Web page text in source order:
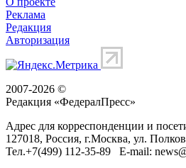
Реклама
Редакция
Авторизация
2007-2026 ©
Редакция «ФедералПресс»
Адрес для корреспонденции и
127018, Россия, г.Москва, ул.
Тел.+7(499) 112-35-89 E-mail: